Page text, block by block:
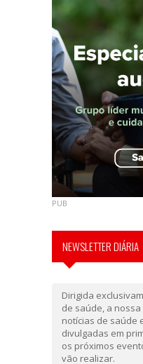
PUB
NEWSLETTER DIÁRIA
Dirigida
de saúde, a
notícias de saúde
divulgadas em
os próximos
vão realizar.